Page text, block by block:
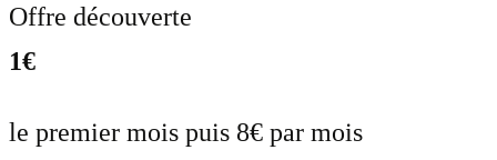
Offre découverte
1€
le premier mois puis 8€ par mois